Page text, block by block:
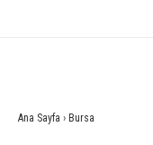
Ana Sayfa › Bursa